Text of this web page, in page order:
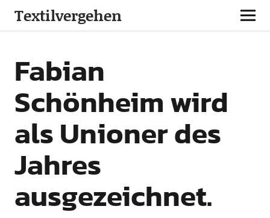
Textilvergehen
Fabian
Schönheim wird
als Unioner des
Jahres
ausgezeichnet.